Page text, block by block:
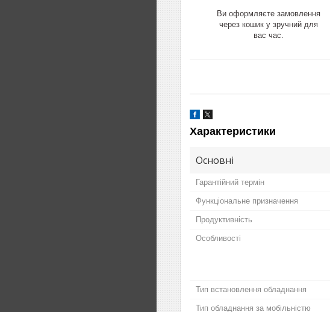
Ви оформляєте замовлення
через кошик у зручний для
вас час.
Характеристики
Основні
Гарантійний термін
Функціональне призначення
Продуктивність
Особливості
Тип встановлення обладнання
Тип обладнання за мобільністю